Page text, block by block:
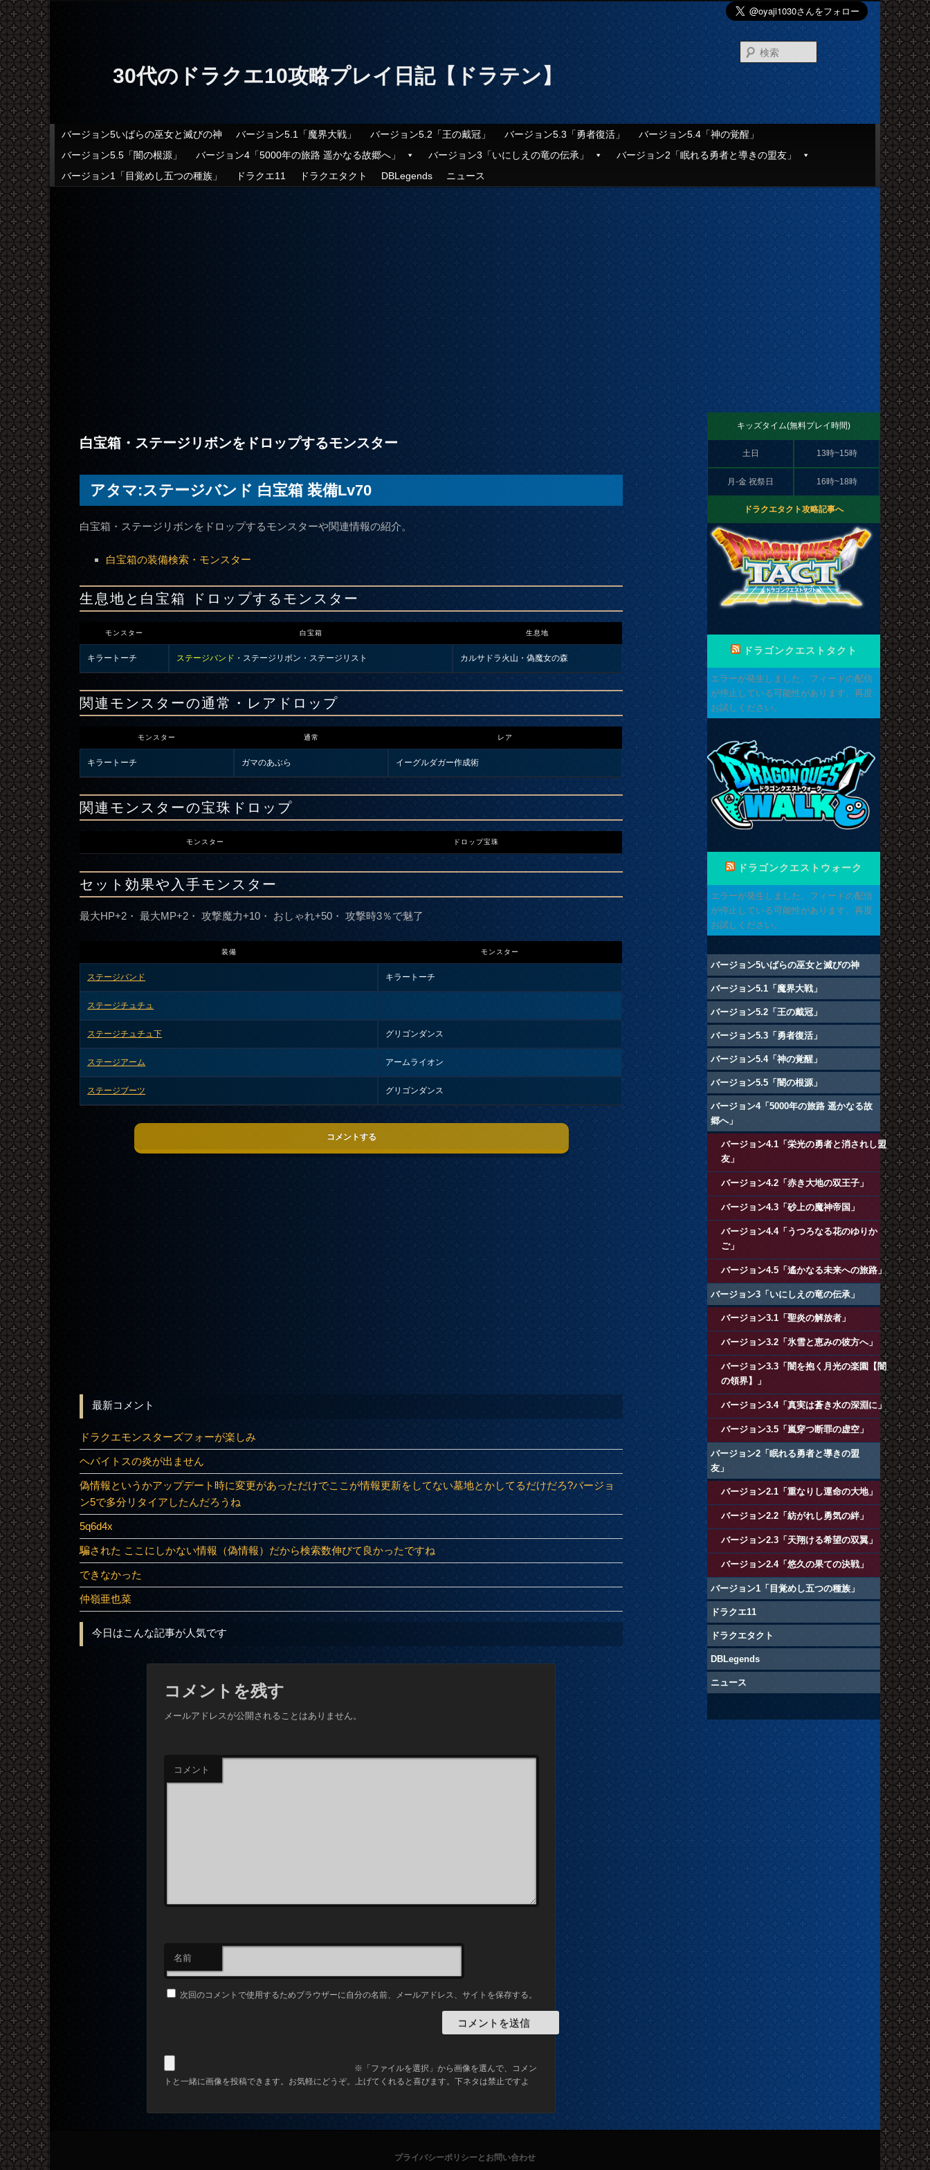
30代のドラクエ10攻略プレイ日記【ドラテン】
索
メインメニュー
メインコンテンツへ移動
サブコンテンツへ移動
バージョン5いばらの巫女と滅びの神 バージョン5.1「魔界大戦」 バージョン5.2「王の戴冠」 バージョン5.3「勇者復活」
バージョン5.4「神の覚醒」
バージョン5.5「闇の根源」
バージョン4「5000年の旅路 遥かなる故郷へ」 バージョン3「いにしえの竜の伝承」
バージョン2「眠れる勇者と導きの盟友」
バージョン1「目覚めし五つの種族」
ドラクエ11 ドラクエタクト DBLegends ニュース
白宝箱・ステージリボンをドロップするモンスター
アタマ:ステージバンド 白宝箱 装備Lv70
白宝箱・ステージリボンをドロップするモンスターや関連情報の紹介。
白宝箱の装備検索・モンスター
生息地と白宝箱 ドロップするモンスター
モンスター 白宝箱 生息地
キラートーチ ステージバンド ・ ステージリボン ・ ステージリスト カルサドラ火山・偽魔女の森
関連モンスターの通常・レアドロップ
モンスター 通常 レア
キラートーチ ガマのあぶら イーグルダガー作成術
関連モンスターの宝珠ドロップ
モンスター ドロップ宝珠
セット効果や入手モンスター
最大HP+2・ 最大MP+2・ 攻撃魔力+10・ おしゃれ+50・ 攻撃時3％で魅了
装備 モンスター
ステージバンド キラートーチ
ステージチュチュ
ステージチュチュ下 グリゴンダンス
ステージアーム アームライオン
ステージブーツ グリゴンダンス
コメントする
最新コメント
ドラクエモンスターズフォーが楽しみ
ヘパイトスの炎が出ません
偽情報というかアップデート時に変更があっただけでここが情報更新をしてない墓地とかしてるだけだろ?バージョ
ン5で多分リタイアしたんだろうね
5q6d4x
騙された ここにしかない情報（偽情報）だから検索数伸びて良かったですね
できなかった
仲嶺亜也菜
今日はこんな記事が人気です
コメントを残す
メールアドレスが公開されることはありません。
コメント
名前
次回のコメントで使用するためブラウザーに自分の名前、メールアドレス、サイトを保存する。
※「ファイルを選択」から画像を選んで、コメン
トと一緒に画像を投稿できます。お気軽にどうぞ。上げてくれると喜びます。下ネタは禁止ですよ
キッズタイム(無料プレイ時間)
土日 13時~15時
月-金 祝祭日 16時~18時
ドラクエタクト攻略記事へ
ドラゴンクエストタクト
エラーが発生しました。フィードの配信
が停止している可能性があります。再度
お試しください。
ドラゴンクエストウォーク
エラーが発生しました。フィードの配信
が停止している可能性があります。再度
お試しください。
バージョン5いばらの巫女と滅びの神
バージョン5.1「魔界大戦」
バージョン5.2「王の戴冠」
バージョン5.3「勇者復活」
バージョン5.4「神の覚醒」
バージョン5.5「闇の根源」
バージョン4「5000年の旅路 遥かなる故
郷へ」
バージョン4.1「栄光の勇者と消されし盟
友」
バージョン4.2「赤き大地の双王子」
バージョン4.3「砂上の魔神帝国」
バージョン4.4「うつろなる花のゆりか
ご」
バージョン4.5「遙かなる未来への旅路」
バージョン3「いにしえの竜の伝承」
バージョン3.1「聖炎の解放者」
バージョン3.2「氷雪と恵みの彼方へ」
バージョン3.3「闇を抱く月光の楽園【闇
の領界】」
バージョン3.4「真実は蒼き水の深淵に」
バージョン3.5「嵐穿つ断罪の虚空」
バージョン2「眠れる勇者と導きの盟
友」
バージョン2.1「重なりし運命の大地」
バージョン2.2「紡がれし勇気の絆」
バージョン2.3「天翔ける希望の双翼」
バージョン2.4「悠久の果ての決戦」
バージョン1「目覚めし五つの種族」
ドラクエ11
ドラクエタクト
DBLegends
ニュース
プライバシーポリシーとお問い合わせ